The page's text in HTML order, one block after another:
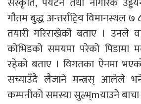
गौतम बुद्ध अन्तर्राट्रिय विमानस्थल
तयारी गरिराखेको बताए । उनले
कोभिडको समयमा परेको पिडामा
रहेको बताए । विगतका ऐनमा
सच्याउँदै लैजाने मन्त्रस् आलेले
कम्पनीको समस्या सुल्भ्mयाउने बाचा